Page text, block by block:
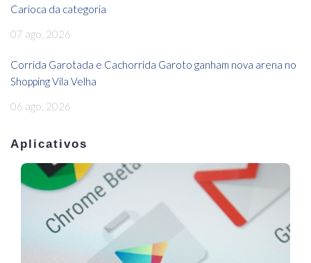
Carioca da categoria
07 ago, 2026
Corrida Garotada e Cachorrida Garoto ganham nova arena no
Shopping Vila Velha
06 ago, 2026
Aplicativos